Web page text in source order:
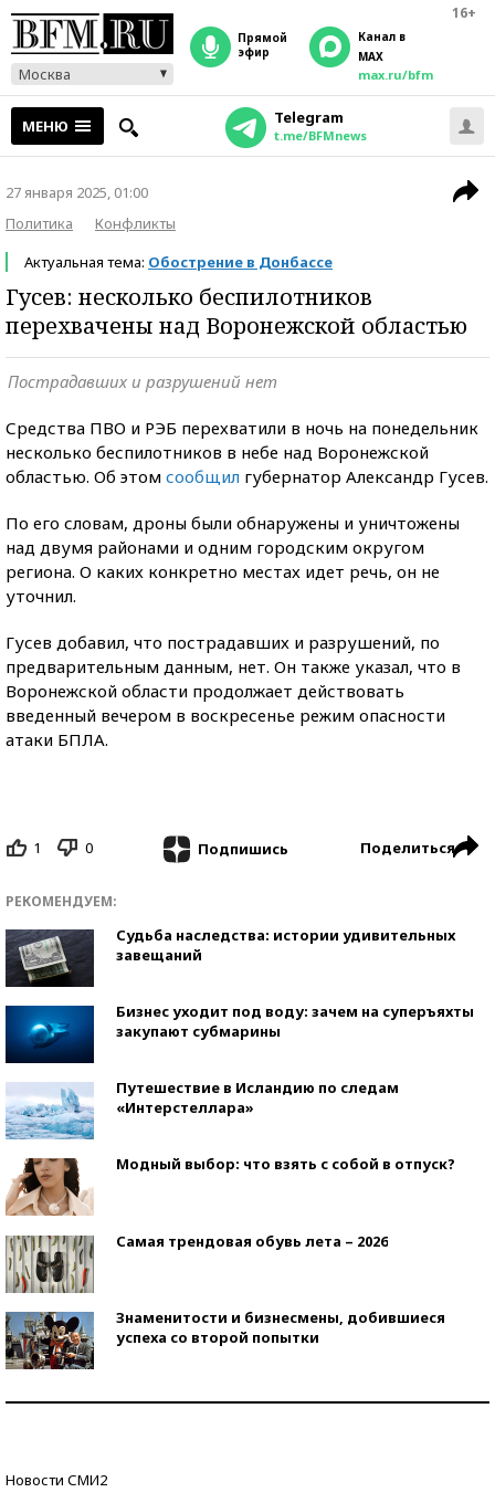
16+
Москва
прямой
эфир
Канал в
MAX
max.ru/bfm
МЕНЮ Telegram
t.me/BFMnews
27 января 2025, 01:00
Политика
Конфликты
Актуальная тема: Обострение в Донбассе
Гусев: несколько беспилотников
перехвачены над Воронежской областью
Пострадавших и разрушений нет
Средства ПВО и РЭБ перехватили в ночь на понедельник
несколько беспилотников в небе над Воронежской
областью. Об этом сообщил губернатор Александр Гусев.
По его словам, дроны были обнаружены и уничтожены
над двумя районами и одним городским округом
региона. О каких конкретно местах идет речь, он не
уточнил.
Гусев добавил, что пострадавших и разрушений, по
предварительным данным, нет. Он также указал, что в
Воронежской области продолжает действовать
введенный вечером в воскресенье режим опасности
атаки БПЛА.
1 0 Подпишись Поделиться
РЕКОМЕНДУЕМ:
Судьба наследства: истории удивительных
завещаний
Бизнес уходит под воду: зачем на суперъяхты
закупают субмарины
Путешествие в Исландию по следам
«Интерстеллара»
Модный выбор: что взять с собой в отпуск?
Самая трендовая обувь лета – 2026
Знаменитости и бизнесмены, добившиеся
успеха со второй попытки
Новости СМИ2